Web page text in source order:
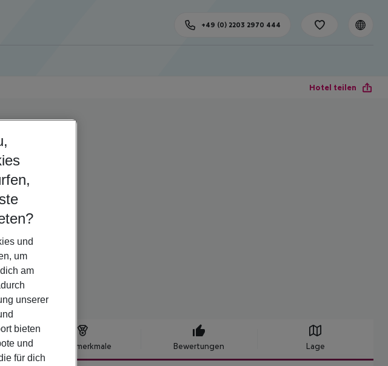
+49 (0) 2203 2970 444
Hotel teilen
Hotelmerkmale Bewertungen Lage
und
um
am
unserer
bieten
und
für dich